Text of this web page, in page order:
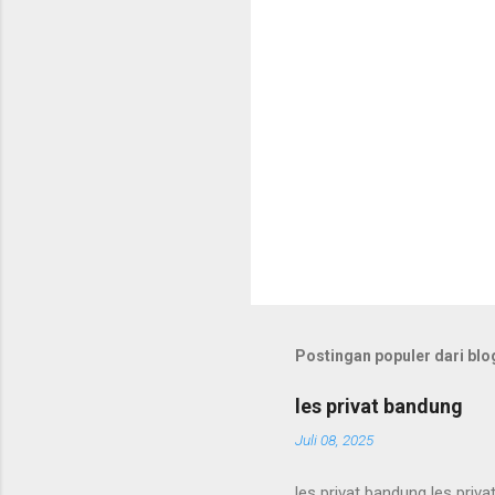
Postingan populer dari
les privat bandung
Juli 08, 2025